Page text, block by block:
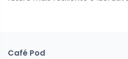
Café Pod